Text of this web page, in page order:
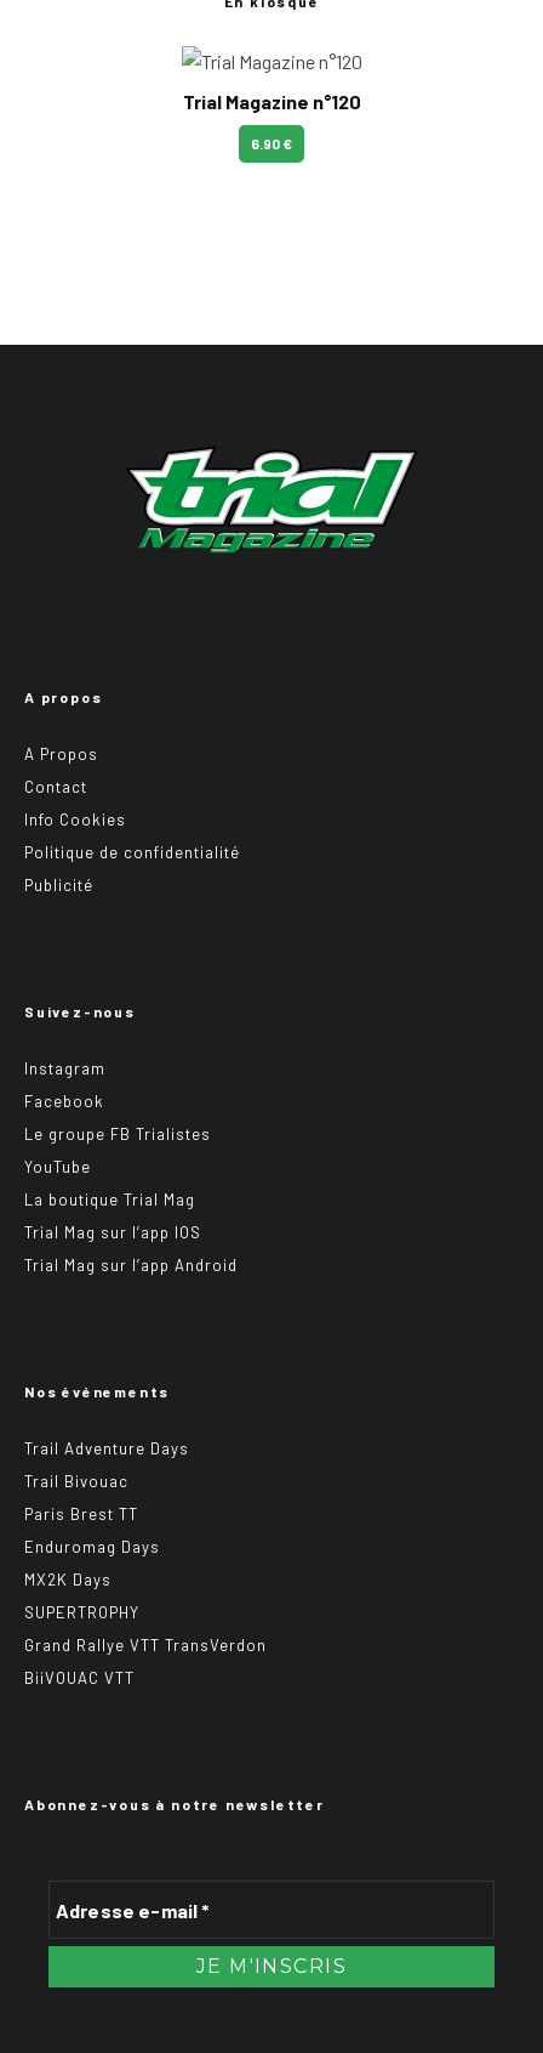
Trial Magazine n°120
6.90 €
A propos
A Propos
Contact
Info Cookies
Politique de confidentialité
Publicité
Suivez-nous
Instagram
Facebook
Le groupe FB Trialistes
YouTube
La boutique Trial Mag
Trial Mag sur l’app IOS
Trial Mag sur l’app Android
Nos événements
Trail Adventure Days
Trail Bivouac
Paris Brest TT
Enduromag Days
MX2K Days
SUPERTROPHY
Grand Rallye VTT TransVerdon
BiiVOUAC VTT
Abonnez-vous à notre newsletter